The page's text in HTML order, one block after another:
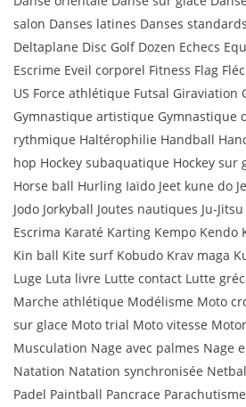
salon Danses latines Danses
Deltaplane Disc Golf Dozen Echecs
Escrime Eveil corporel Fitness Flag
US Force athlétique Futsal Giraviation
Gymnastique artistique Gymnastique
rythmique Haltérophilie Handball
hop Hockey subaquatique Hockey sur
Horse ball Hurling Iaïdo Jeet kune do
Jodo Jorkyball Joutes nautiques Ju-
Escrima Karaté Karting Kempo Kendo
Kin ball Kite surf Kobudo Krav maga
Luge Luta livre Lutte contact Lutte
Marche athlétique Modélisme Moto
sur glace Moto trial Moto vitesse
Musculation Nage avec palmes Nage
Natation Natation synchronisée
Padel Paintball Pancrace